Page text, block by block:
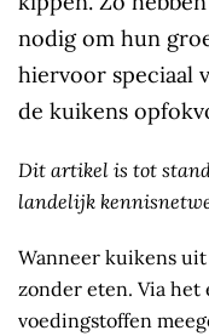
nodig om hun
hiervoor speciaal
de kuikens
Dit artikel is tot
landelijk
Wanneer kuikens
zonder eten. Via het
voedingstoffen